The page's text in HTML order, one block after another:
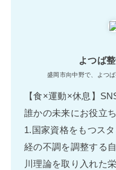
よつば
盛岡市向中野で、よつ
【食×運動×休息】
誰かの未来にお役立
1.国家資格をもつス
経の不調を調整する
川理論を取り入れた